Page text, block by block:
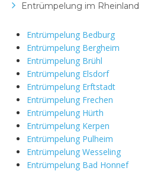
Entrümpelung im Rheinland
Entrümpelung Bedburg
Entrümpelung Bergheim
Entrümpelung Brühl
Entrümpelung Elsdorf
Entrümpelung Erftstadt
Entrümpelung Frechen
Entrümpelung Hürth
Entrümpelung Kerpen
Entrümpelung Pulheim
Entrümpelung Wesseling
Entrümpelung Bad Honnef